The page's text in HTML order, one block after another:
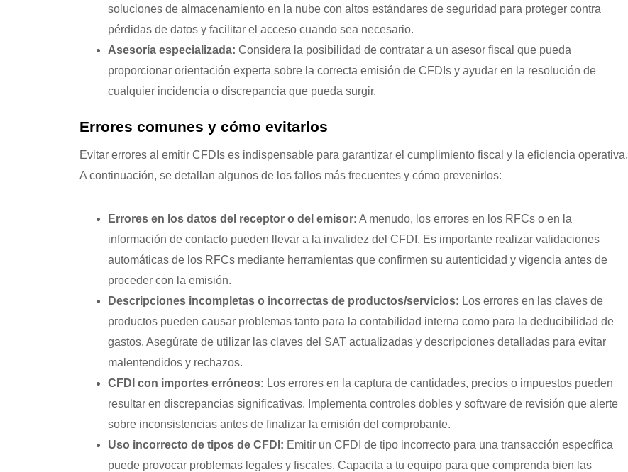
soluciones de almacenamiento en la nube con altos estándares de seguridad para proteger contra
pérdidas de datos y facilitar el acceso cuando sea necesario.
Asesoría especializada: Considera la posibilidad de contratar a un asesor fiscal que pueda
proporcionar orientación experta sobre la correcta emisión de CFDIs y ayudar en la resolución de
cualquier incidencia o discrepancia que pueda surgir.
Errores comunes y cómo evitarlos
Evitar errores al emitir CFDIs es indispensable para garantizar el cumplimiento fiscal y la eficiencia operativa.
A continuación, se detallan algunos de los fallos más frecuentes y cómo prevenirlos:
Errores en los datos del receptor o del emisor: A menudo, los errores en los RFCs o en la
información de contacto pueden llevar a la invalidez del CFDI. Es importante realizar validaciones
automáticas de los RFCs mediante herramientas que confirmen su autenticidad y vigencia antes de
proceder con la emisión.
Descripciones incompletas o incorrectas de productos/servicios: Los errores en las claves de
productos pueden causar problemas tanto para la contabilidad interna como para la deducibilidad de
gastos. Asegúrate de utilizar las claves del SAT actualizadas y descripciones detalladas para evitar
malentendidos y rechazos.
CFDI con importes erróneos: Los errores en la captura de cantidades, precios o impuestos pueden
resultar en discrepancias significativas. Implementa controles dobles y software de revisión que alerte
sobre inconsistencias antes de finalizar la emisión del comprobante.
Uso incorrecto de tipos de CFDI: Emitir un CFDI de tipo incorrecto para una transacción específica
puede provocar problemas legales y fiscales. Capacita a tu equipo para que comprenda bien las